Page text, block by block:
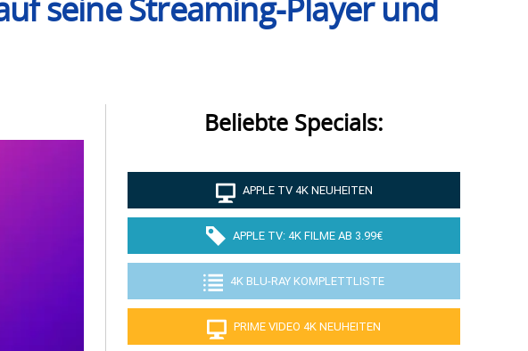
seine Streaming-Player und
Beliebte Specials:
APPLE TV 4K NEUHEITEN
APPLE TV: 4K FILME AB 3.99€
4K BLU-RAY KOMPLETTLISTE
PRIME VIDEO 4K NEUHEITEN